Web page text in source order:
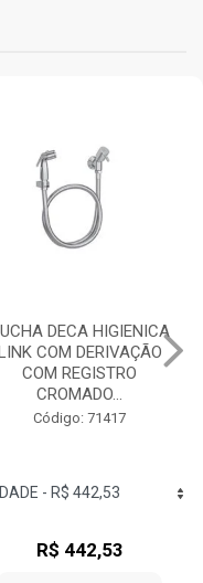
CHUVEIRO ELETRICO
ACQUA STORM
PRETO/CROMADO 220V
6800W LOREN...
Código: 726337
R$ 765,90